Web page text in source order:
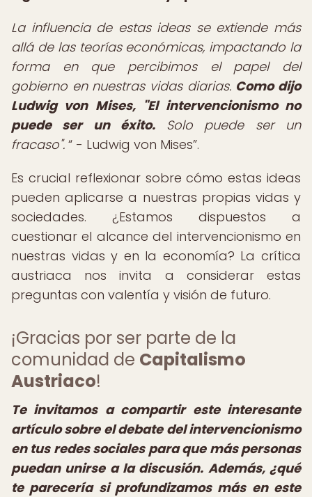
La influencia de estas ideas se extiende más
allá de las teorías económicas, impactando la
forma en que percibimos el papel del
gobierno en nuestras vidas diarias. Como dijo
Ludwig von Mises, "El intervencionismo no
puede ser un éxito.Solo puede ser un
fracaso".
- Ludwig von Mises .
Es crucial reflexionar sobre cómo estas ideas
pueden aplicarse a nuestras propias vidas y
sociedades. ¿Estamos dispuestos a
cuestionar el alcance del intervencionismo en
nuestras vidas y en la economía? La crítica
austriaca nos invita a considerar estas
preguntas con valentía y visión de futuro.
¡Gracias por ser parte de la
comunidad de Capitalismo
Austriaco!
Te invitamos a compartir este interesante
artículo sobre el debate del intervencionismo
en tus redes sociales para que más personas
puedan unirse a la discusión. Además, ¿qué
te parecería si profundizamos más en este